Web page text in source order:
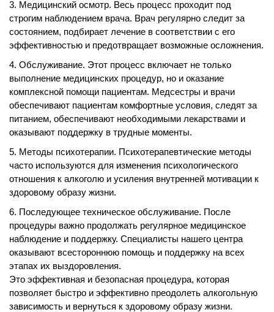
Медицинский осмотр. Весь процесс проходит под
строгим наблюдением врача. Врач регулярно следит за
состоянием, подбирает лечение в соответствии с его
эффективностью и предотвращает возможные осложнения.
Обслуживание. Этот процесс включает не только
выполнение медицинских процедур, но и оказание
комплексной помощи пациентам. Медсестры и врачи
обеспечивают пациентам комфортные условия, следят за
питанием, обеспечивают необходимыми лекарствами и
оказывают поддержку в трудные моменты.
Методы психотерапии. Психотерапевтические методы
часто используются для изменения психологического
отношения к алкоголю и усиления внутренней мотивации к
здоровому образу жизни.
Последующее техническое обслуживание. После
процедуры важно продолжать регулярное медицинское
наблюдение и поддержку. Специалисты нашего центра
оказывают всестороннюю помощь и поддержку на всех
этапах их выздоровления.
Это эффективная и безопасная процедура, которая
позволяет быстро и эффективно преодолеть алкогольную
зависимость и вернуться к здоровому образу жизни.